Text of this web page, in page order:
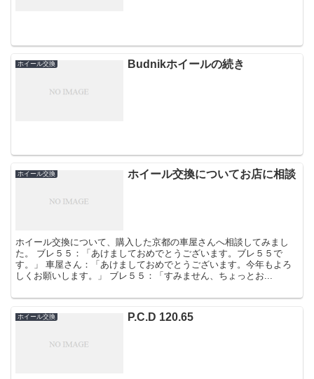
ホイール交換 Budnikホイールの続き
ホイール交換 ホイール交換についてお店に相談
ホイール交換について、購入した京都の車屋さんへ相談してみまし
た。 ブレ５５：「あけましておめでとうございます。ブレ５５で
す。」 車屋さん：「あけましておめでとうございます。今年もよろ
しくお願いします。」 ブレ５５：「すみません、ちょっとお...
ホイール交換 P.C.D 120.65